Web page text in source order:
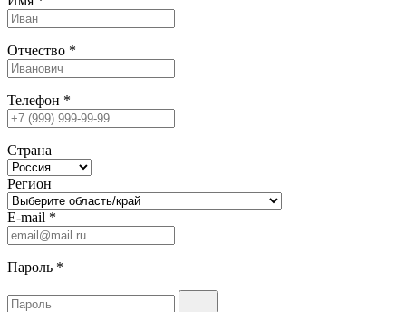
Отчество *
Телефон *
Страна
Регион
E-mail *
Пароль *